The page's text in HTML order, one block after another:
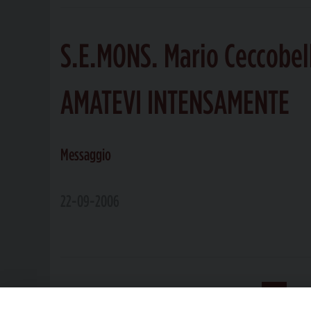
S.E.MONS. Mario
AMATEVI INTENSAMENTE
Messaggio
« Pagina precedente 1 ... 15 16 17